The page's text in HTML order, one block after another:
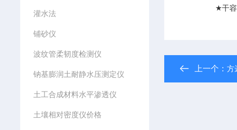
灌水法
铺砂仪
波纹管柔韧度检测仪
钠基膨润土耐静水压测定仪
土工合成材料水平渗透仪
土壤相对密度仪价格
★干
上一个：方